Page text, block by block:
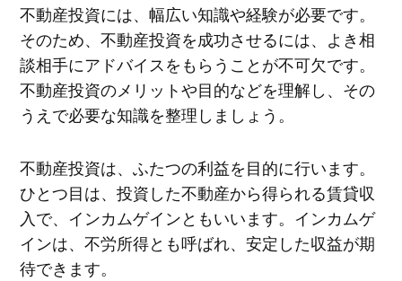
不動産投資には、幅広い知識や経験が必要です。
そのため、不動産投資を成功させるには、よき相
談相手にアドバイスをもらうことが不可欠です。
不動産投資のメリットや目的などを理解し、その
うえで必要な知識を整理しましょう。
不動産投資は、ふたつの利益を目的に行います。
ひとつ目は、投資した不動産から得られる賃貸収
入で、インカムゲインともいいます。インカムゲ
インは、不労所得とも呼ばれ、安定した収益が期
待できます。